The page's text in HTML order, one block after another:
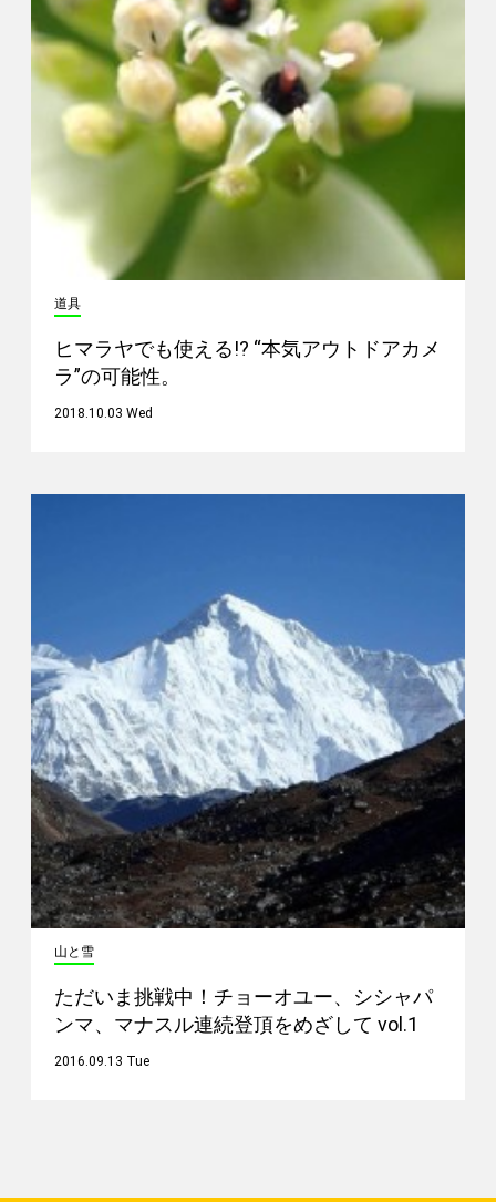
道具
ヒマラヤでも使える!? “本気アウトドアカメ
ラ”の可能性。
2018.10.03 Wed
山と雪
ただいま挑戦中！チョーオユー、シシャパ
ンマ、マナスル連続登頂をめざして vol.1
2016.09.13 Tue